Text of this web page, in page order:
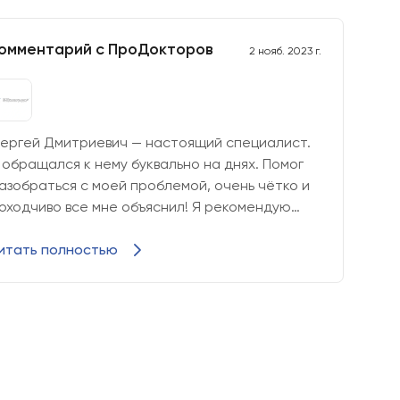
"Олимп Клиник"
форму
с ПроДокторов 2 нояб. 2023 г.
Дмитриевич — настоящий специалист.
к нему буквально на днях. Помог
с моей проблемой, очень чётко и
все мне объяснил! Я рекомендую
полностью